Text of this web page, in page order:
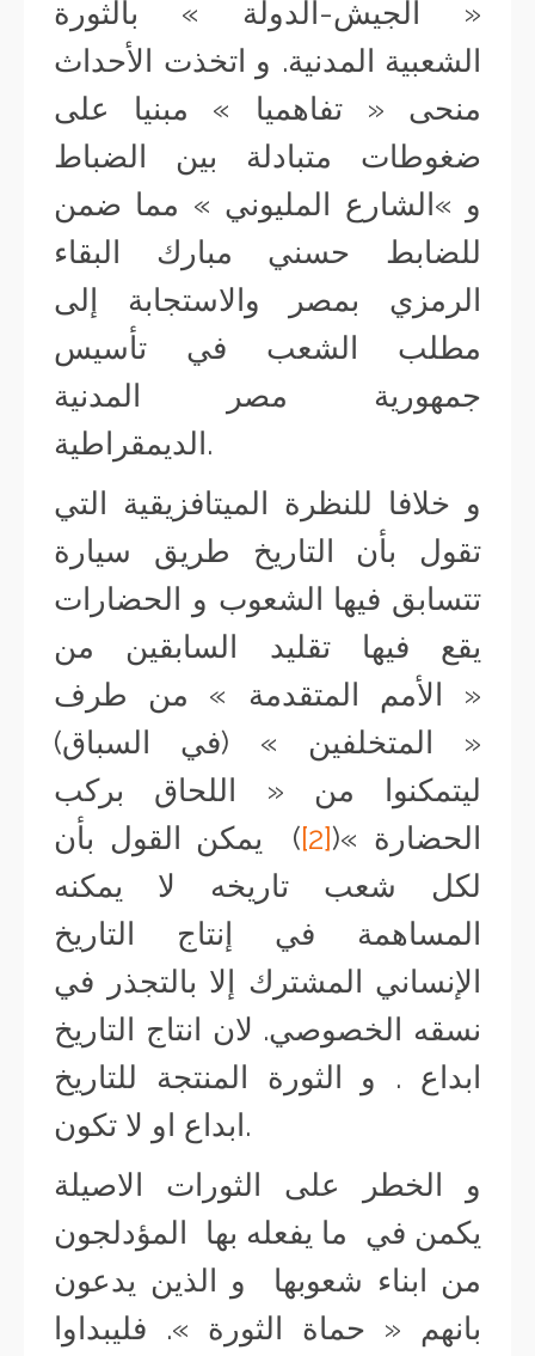
« الجيش-الدولة » بالثورة
الشعبية المدنية. و اتخذت الأحداث
منحى « تفاهميا » مبنيا على
ضغوطات متبادلة بين الضباط
و »الشارع المليوني » مما ضمن
للضابط حسني مبارك البقاء
الرمزي بمصر والاستجابة إلى
مطلب الشعب في تأسيس
جمهورية مصر المدنية
الديمقراطية.
و خلافا للنظرة الميتافزيقية التي
تقول بأن التاريخ طريق سيارة
تتسابق فيها الشعوب و الحضارات
يقع فيها تقليد السابقين من
« الأمم المتقدمة » من طرف
« المتخلفين » (في السباق)
ليتمكنوا من « اللحاق بركب
الحضارة »([2]
) يمكن القول بأن
لكل شعب تاريخه لا يمكنه
المساهمة في إنتاج التاريخ
الإنساني المشترك إلا بالتجذر في
نسقه الخصوصي. لان انتاج التاريخ
ابداع . و الثورة المنتجة للتاريخ
ابداع او لا تكون.
و الخطر على الثورات الاصيلة
يكمن في ما يفعله بها المؤدلجون
من ابناء شعوبها و الذين يدعون
بانهم « حماة الثورة ». فليبداوا